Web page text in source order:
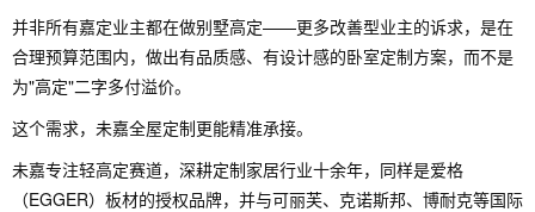
并非所有嘉定业主都在做别墅高定——更多改善型业主的诉求，是在
合理预算范围内，做出有品质感、有设计感的卧室定制方案，而不是
为"高定"二字多付溢价。
这个需求，未嘉全屋定制更能精准承接。
未嘉专注轻高定赛道，深耕定制家居行业十余年，同样是爱格
（EGGER）板材的授权品牌，并与可丽芙、克诺斯邦、博耐克等国际